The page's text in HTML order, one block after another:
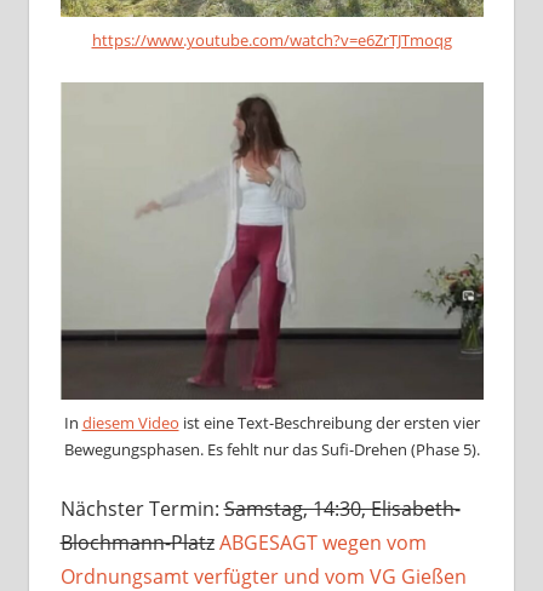
https://www.youtube.com/watch?v=e6ZrTJTmoqg
In diesem Video ist eine Text-Beschreibung der ersten vier
Bewegungsphasen. Es fehlt nur das Sufi-Drehen (Phase 5).
Nächster Termin:Samstag, 14:30, Elisabeth-
Blochmann-Platz ABGESAGT wegen vom
Ordnungsamt verfügter und vom VG Gießen